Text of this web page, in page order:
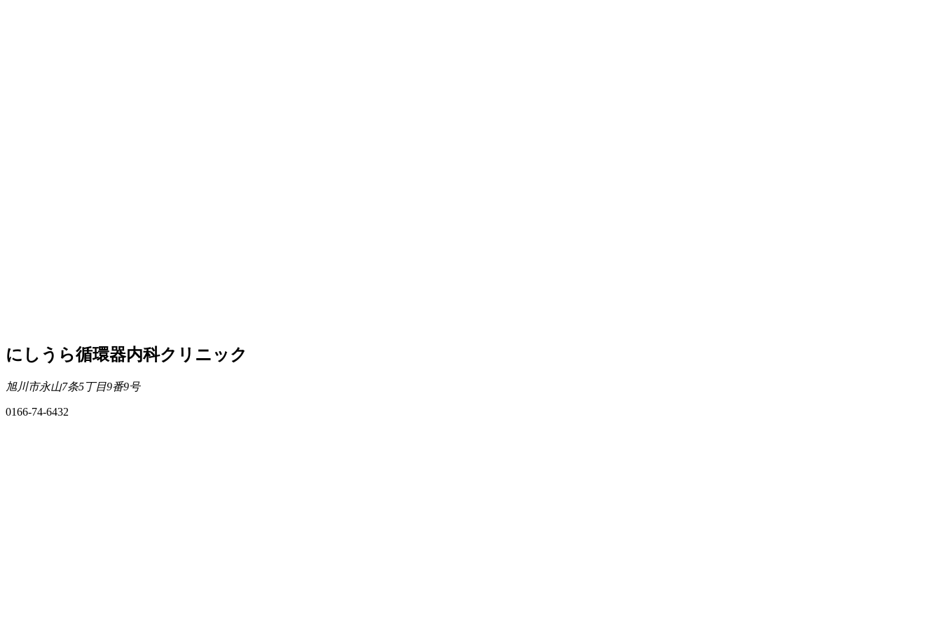
にしうら循環器内科クリニック
旭川市永山7条5丁目9番9号
0166-74-6432